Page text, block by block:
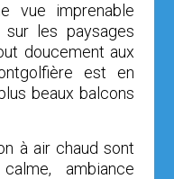
vue imprenable
les paysages
doucement aux
est en
beaux balcons
à air chaud sont
ambiance